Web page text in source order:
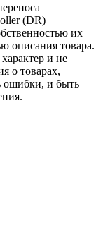
(DR)
их
описания товара.
и не
о товарах,
ошибки, и быть